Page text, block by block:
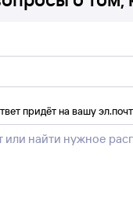
придёт на вашу